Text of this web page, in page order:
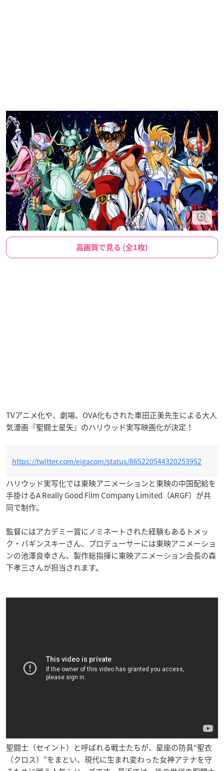
高画質で見る (全1枚)
TVアニメ化や、劇場、OVA化もされた車田正美先生による大人
気漫画『聖闘士星矢』のハリウッド実写映画化が決定！
https://twitter.com/eigacom/status/865220544320253952
ハリウッド実写化では東映アニメーションと東映の中国配給を
手掛けるA Really Good Film Company Limited（ARGF）が共
同で制作。
監督にはアカデミー賞にノミネートされた経験もあるトメッ
ク・バギンスキーさん、プロデューサーには東映アニメーショ
ンの池澤良幸さん、製作総指揮に東映アニメーション会長の森
下孝三さんが担当されます。
聖闘士（セイント）と呼ばれる戦士たちが、星座の防具“聖衣
（クロス）”をまとい、現代に生まれ変わった女神アテナを守